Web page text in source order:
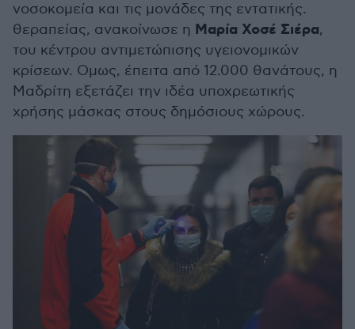
νοσοκομεία και τις μονάδες της εντατικής.
θεραπείας, ανακοίνωσε η Μαρία Χοσέ Σιέρα,
του κέντρου αντιμετώπισης υγειονομικών
κρίσεων. Ομως, έπειτα από 12.000 θανάτους, η
Μαδρίτη εξετάζει την ιδέα υποχρεωτικής
χρήσης μάσκας στους δημόσιους χώρους.